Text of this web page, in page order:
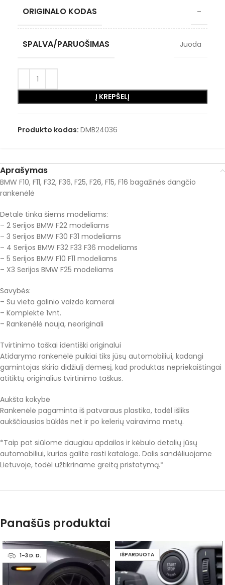
ORIGINALO KODAS –
SPALVA/PARUOŠIMAS Juoda
Į KREPŠELĮ
Produkto kodas: DMB24036
Aprašymas
BMW F10, F11, F32, F36, F25, F26, F15, F16 bagažinės dangčio
rankenėlė
Detalė tinka šiems modeliams:
– 2 Serijos BMW F22 modeliams
– 3 Serijos BMW F30 F31 modeliams
– 4 Serijos BMW F32 F33 F36 modeliams
– 5 Serijos BMW F10 F11 modeliams
– X3 Serijos BMW F25 modeliams
Savybės:
– Su vieta galinio vaizdo kamerai
– Komplekte 1vnt.
– Rankenėlė nauja, neoriginali
Tvirtinimo taškai identiški originalui
Atidarymo rankenėlė puikiai tiks jūsų automobiliui, kadangi
gamintojas skiria didžiulį dėmesį, kad produktas nepriekaištingai
atitiktų originalius tvirtinimo taškus.
Aukšta kokybė
Rankenėlė pagaminta iš patvaraus plastiko, todėl išliks
aukščiausios būklės net ir po kelerių vairavimo metų.
*Taip pat siūlome daugiau apdailos ir kėbulo detalių jūsų
automobiliui, kurias galite rasti kataloge. Dalis sandėliuojame
Lietuvoje, todėl užtikriname greitą pristatymą.*
Panašūs produktai
1–3 D. D. IŠPARDUOTA